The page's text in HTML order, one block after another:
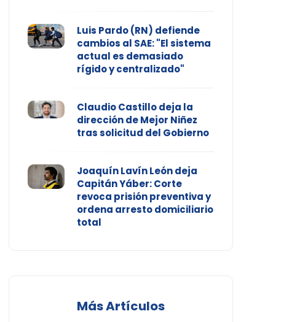
Luis Pardo (RN) defiende
cambios al SAE: "El sistema
actual es demasiado
rígido y centralizado"
Claudio Castillo deja la
dirección de Mejor Niñez
tras solicitud del Gobierno
Joaquín Lavín León deja
Capitán Yáber: Corte
revoca prisión preventiva y
ordena arresto domiciliario
total
Más Artículos